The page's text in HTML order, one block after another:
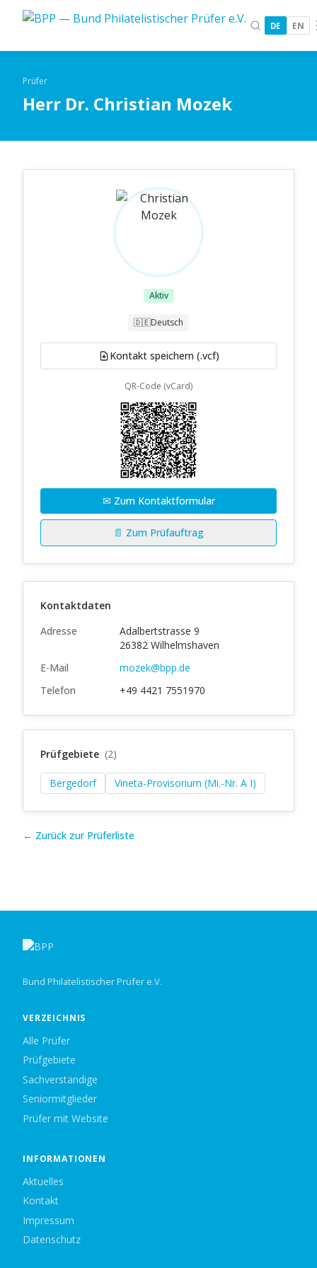
DE EN
Prüfer
Herr Dr. Christian Mozek
Aktiv
🇩🇪Deutsch
Kontakt speichern (.vcf)
QR-Code (vCard)
✉ Zum Kontaktformular
📄 Zum Prüfauftrag
Kontaktdaten
Adresse
Adalbertstrasse 9
26382 Wilhelmshaven
E-Mail
mozek@bpp.de
Telefon
+49 4421 7551970
Prüfgebiete (2)
Bergedorf Vineta-Provisorium (Mi.-Nr. A I)
← Zurück zur Prüferliste
Bund Philatelistischer Prüfer e.V.
VERZEICHNIS
Alle Prüfer
Prüfgebiete
Sachverständige
Seniormitglieder
Prüfer mit Website
INFORMATIONEN
Aktuelles
Kontakt
Impressum
Datenschutz